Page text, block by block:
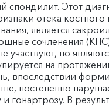
спондилит. Этот
отека костного
является
сочленения (КПС)
участвуют, но
на
впоследствии
постепенно
В